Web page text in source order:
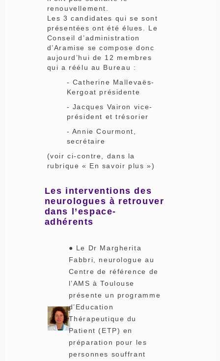
renouvellement.
Les 3 candidates qui se sont
présentées ont été élues. Le
Conseil d’administration
d’Aramise se compose donc
aujourd’hui de 12 membres
qui a réélu au Bureau :
- Catherine Mallevaës-
Kergoat présidente
- Jacques Vairon vice-
président et trésorier
- Annie Courmont,
secrétaire
(voir ci-contre, dans la
rubrique « En savoir plus »)
Les interventions des
neurologues à retrouver
dans l’espace-
adhérents
● Le Dr Margherita
Fabbri, neurologue au
Centre de référence de
l’AMS à Toulouse
présente un programme
d’Education
Thérapeutique du
Patient (ETP) en
préparation pour les
personnes souffrant